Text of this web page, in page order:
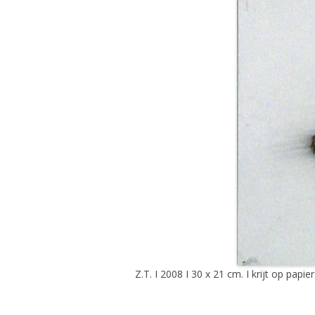
Z.T. I 2008 I 30 x 21 cm. I krijt op